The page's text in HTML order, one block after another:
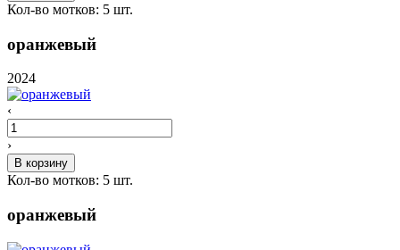
Кол-во мотков: 5 шт.
оранжевый
2024
‹
›
В корзину
Кол-во мотков: 5 шт.
оранжевый